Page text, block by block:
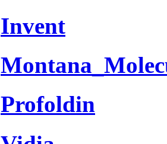
Invent
Profoldin